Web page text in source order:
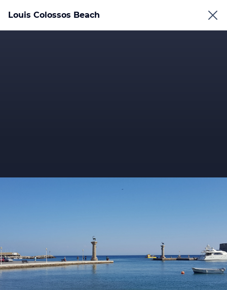
Louis Colossos Beach